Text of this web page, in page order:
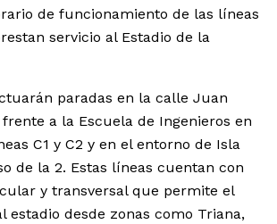
de funcionamiento de las líneas
servicio al Estadio de la
paradas en la calle Juan
a la Escuela de Ingenieros en
C1 y C2 y en el entorno de Isla
de la 2. Estas líneas cuentan con
y transversal que permite el
estadio desde zonas como Triana,